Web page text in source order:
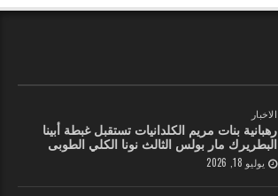
الاخبار
رهبانية بنات مريم الكلدانيات تستقبل غبطة أبينا
البطريرك مار بولس الثالث نونا الكلي الطوبى
يوليو 18, 2026